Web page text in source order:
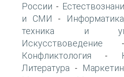
России -
и СМИ -
техника и
Искусствоведение
Конфликтология -
Литература -